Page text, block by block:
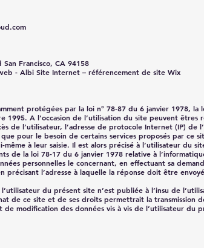
Francisco, CA 94158
- Albi Site Internet – référencement de site Wix
protégées par la loi n° 78-87 du 6 janvier 1978,
A l’occasion de l’utilisation du site peuvent êtres
de l’utilisateur, l’adresse de protocole Internet (IP)
pour le besoin de certains services proposés par ce
à leur saisie. Il est alors précisé à l’utilisateur du
de la loi 78-17 du 6 janvier 1978 relative à
personnelles le concernant, en effectuant sa
l’adresse à laquelle la réponse doit être
du présent site n’est publiée à l’insu de
de ce site et de ses droits permettrait la transmission
modification des données vis à vis de l’utilisateur du